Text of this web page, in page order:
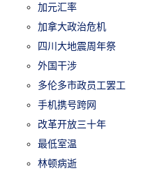
加元汇率
加拿大政治危机
四川大地震周年祭
外国干涉
多伦多市政员工罢工
手机携号跨网
改革开放三十年
最低室温
林顿病逝